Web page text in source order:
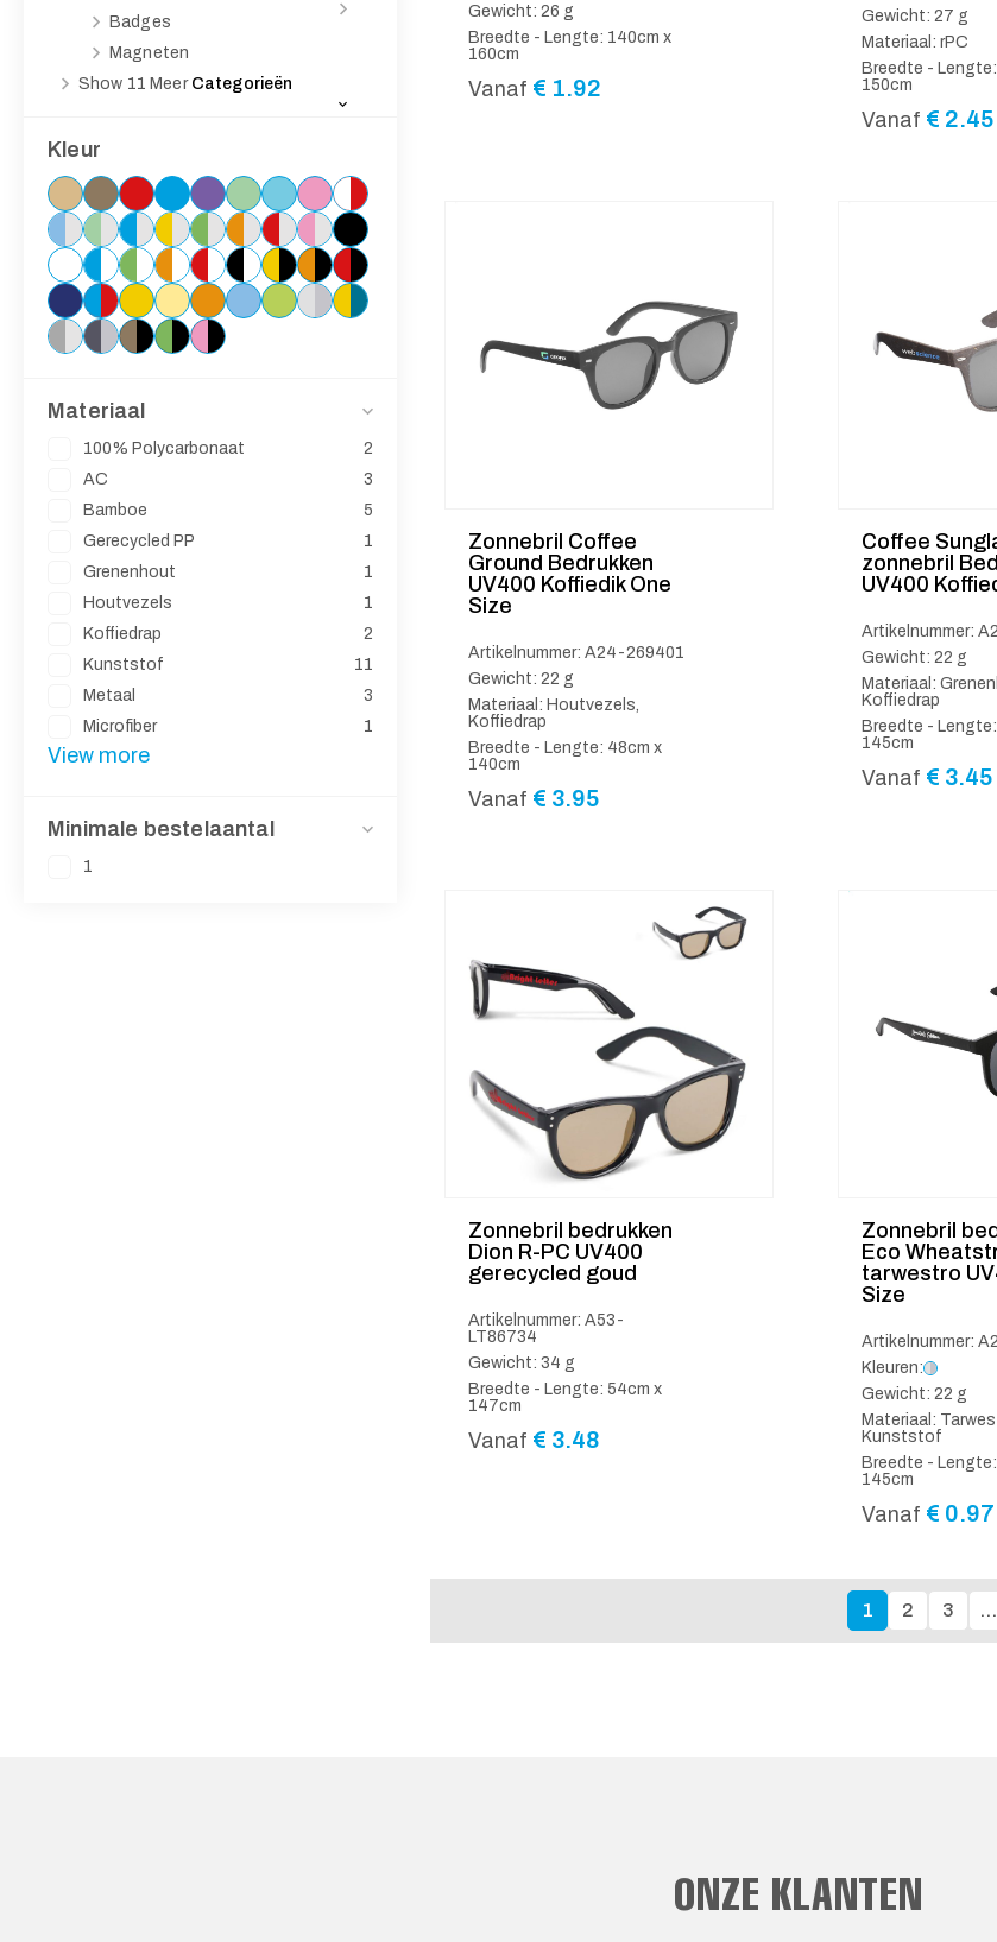
Badges
Magneten
Show 11 Meer Categorieën
Kleur
Materiaal
100% Polycarbonaat
2
AC
3
Bamboe
5
Gerecycled PP
1
Grenenhout
1
Houtvezels
1
Koffiedrap
2
Kunststof
11
Metaal
3
Microfiber
1
View more
Minimale bestelaantal
1
Gewicht: 26 g
Breedte - Lengte: 140cm x
160cm
Vanaf € 1.92
Gewicht: 27 g
Materiaal: rPC
Breedte -
150cm
Vanaf € 2.45
Zonnebril Coffee
Ground Bedrukken
UV400 Koffiedik One
Size
Artikelnummer: A24-269401
Gewicht: 22 g
Materiaal: Houtvezels,
Koffiedrap
Breedte - Lengte: 48cm x
140cm
Vanaf € 3.95
Coffee
zonnebril
UV400
Artikelnummer:
Gewicht: 22 g
Materiaal:
Koffiedrap
Breedte -
145cm
Vanaf € 3.45
Zonnebril bedrukken
Dion R-PC UV400
gerecycled goud
Artikelnummer: A53-
LT86734
Gewicht: 34 g
Breedte - Lengte: 54cm x
147cm
Vanaf € 3.48
Zonnebril
Eco
tarwestro
Size
Artikelnummer:
Kleuren:
Gewicht: 22 g
Materiaal:
Kunststof
Breedte -
145cm
Vanaf € 0.97
1 2 3 …
ONZE KLANTEN